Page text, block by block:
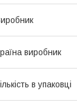
виробник
в упаковці